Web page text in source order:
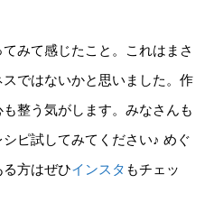
みて感じたこと。これはまさ
ではないかと思いました。作
整う気がします。みなさんも
ピ試してみてください♪ めぐ
方はぜひインスタ もチェッ